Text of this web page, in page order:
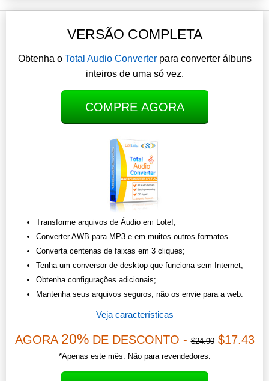
VERSÃO COMPLETA
Obtenha o Total Audio Converterpara converter álbuns
inteiros de uma só vez.
COMPRE AGORA
Transforme arquivos de Áudio em Lote!;
Converter AWB para MP3 e em muitos outros formatos
Converta centenas de faixas em 3 cliques;
Tenha um conversor de desktop que funciona sem Internet;
Obtenha configurações adicionais;
Mantenha seus arquivos seguros, não os envie para a web.
Veja características
AGORA 20%DE DESCONTO -$24.90$17.43
*Apenas este mês. Não para revendedores.